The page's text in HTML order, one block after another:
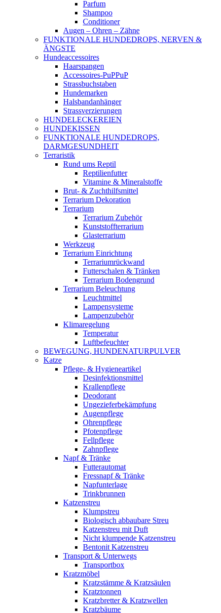
Parfum
Shampoo
Conditioner
Augen – Ohren – Zähne
FUNKTIONALE HUNDEDROPS, NERVEN &
ÄNGSTE
Hundeaccessoires
Haarspangen
Accessoires-PuPPuP
Strassbuchstaben
Hundemarken
Halsbandanhänger
Strassverzierungen
HUNDELECKEREIEN
HUNDEKISSEN
FUNKTIONALE HUNDEDROPS,
DARMGESUNDHEIT
Terraristik
Rund ums Reptil
Reptilienfutter
Vitamine & Mineralstoffe
Brut- & Zuchthilfsmittel
Terrarium Dekoration
Terrarium
Terrarium Zubehör
Kunststoffterrarium
Glasterrarium
Werkzeug
Terrarium Einrichtung
Terrariumrückwand
Futterschalen & Tränken
Terrarium Bodengrund
Terrarium Beleuchtung
Leuchtmittel
Lampensysteme
Lampenzubehör
Klimaregelung
Temperatur
Luftbefeuchter
BEWEGUNG, HUNDENATURPULVER
Katze
Pflege- & Hygieneartikel
Desinfektionsmittel
Krallenpflege
Deodorant
Ungezieferbekämpfung
Augenpflege
Ohrenpflege
Pfotenpflege
Fellpflege
Zahnpflege
Napf & Tränke
Futterautomat
Fressnapf & Tränke
Napfunterlage
Trinkbrunnen
Katzenstreu
Klumpstreu
Biologisch abbaubare Streu
Katzenstreu mit Duft
Nicht klumpende Katzenstreu
Bentonit Katzenstreu
Transport & Unterwegs
Transportbox
Kratzmöbel
Kratzstämme & Kratzsäulen
Kratztonnen
Kratzbretter & Kratzwellen
Kratzbäume